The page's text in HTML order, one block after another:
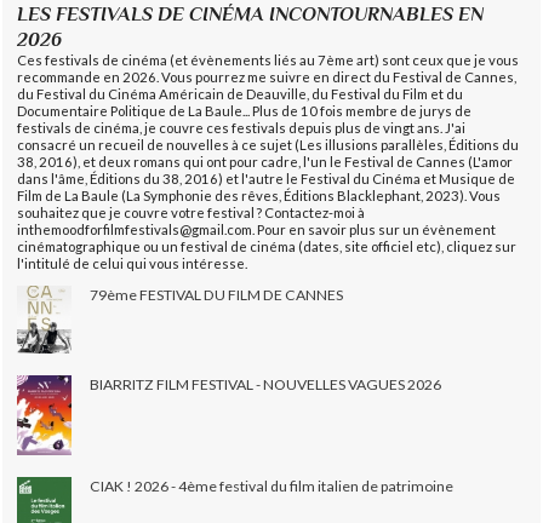
LES FESTIVALS DE CINÉMA INCONTOURNABLES EN
2026
Ces festivals de cinéma (et évènements liés au 7ème art) sont ceux que je vous
recommande en 2026. Vous pourrez me suivre en direct du Festival de Cannes,
du Festival du Cinéma Américain de Deauville, du Festival du Film et du
Documentaire Politique de La Baule... Plus de 10 fois membre de jurys de
festivals de cinéma, je couvre ces festivals depuis plus de vingt ans. J'ai
consacré un recueil de nouvelles à ce sujet (Les illusions parallèles, Éditions du
38, 2016), et deux romans qui ont pour cadre, l'un le Festival de Cannes (L'amor
dans l'âme, Éditions du 38, 2016) et l'autre le Festival du Cinéma et Musique de
Film de La Baule (La Symphonie des rêves, Éditions Blacklephant, 2023). Vous
souhaitez que je couvre votre festival ? Contactez-moi à
inthemoodforfilmfestivals@gmail.com. Pour en savoir plus sur un évènement
cinématographique ou un festival de cinéma (dates, site officiel etc), cliquez sur
l'intitulé de celui qui vous intéresse.
79ème FESTIVAL DU FILM DE CANNES
BIARRITZ FILM FESTIVAL - NOUVELLES VAGUES 2026
CIAK ! 2026 - 4ème festival du film italien de patrimoine